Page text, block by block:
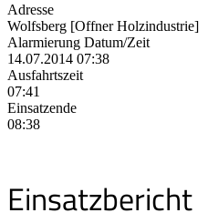
Adresse
Wolfsberg [Offner Holzindustrie]
Alarmierung Datum/Zeit
14.07.2014 07:38
Ausfahrtszeit
07:41
Einsatzende
08:38
Einsatzbericht